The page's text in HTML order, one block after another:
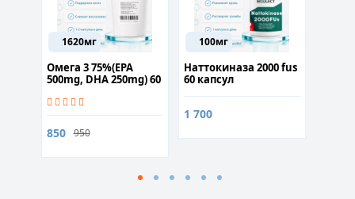
1620мг
Омега 3 75%(EPA
500mg, DHA 250mg) 60
850 950
100мг
Наттокиназа 2000 fus
60 капсул
1 700